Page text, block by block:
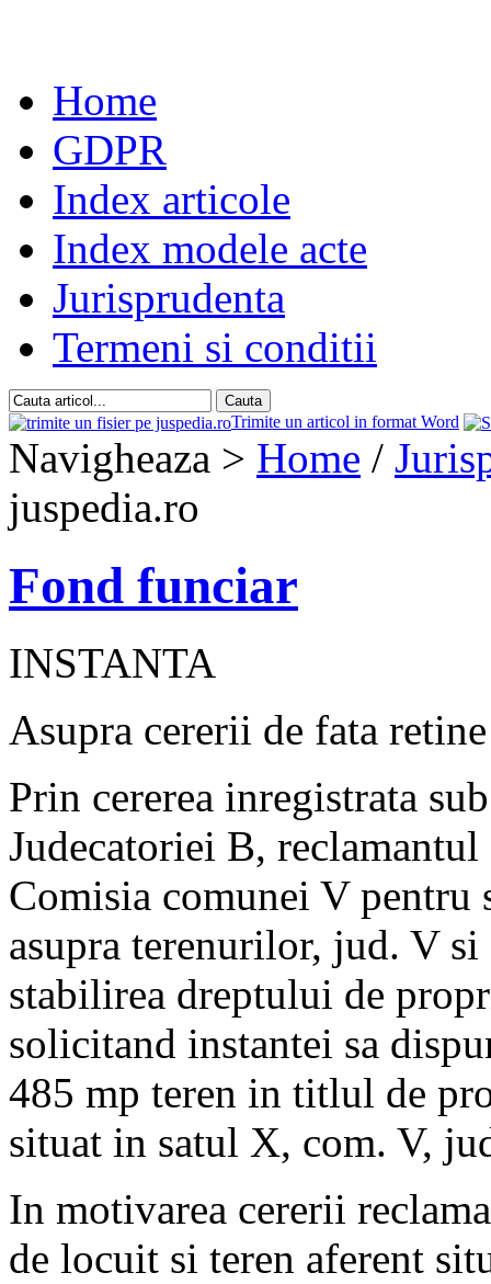
Home
GDPR
Index articole
Index modele acte
Jurisprudenta
Termeni si conditii
Trimite un articol in format Word
Navigheaza > Home /
juspedia.ro
Fond funciar
INSTANTA
Asupra cererii de fata
Prin cererea inregistrata
Judecatoriei B,
Comisia comunei V
asupra terenurilor, jud. V
stabilirea dreptului de
solicitand instantei sa
485 mp teren in titlul de
situat in satul X, com. V,
In motivarea cererii
de locuit si teren aferent